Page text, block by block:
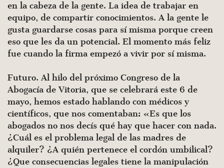
en la cabeza de la gente. La idea de trabajar en
equipo, de com­partir conocimientos. A la gente le
gusta guardarse cosas para sí misma porque creen
eso que les da un potencial. El momento más feliz
fue cuando la firma empezó a vivir por sí misma.
Futuro. Al hilo del próximo Congreso de la
Abogacía de Vi­toria, que se celebrará este 6 de
mayo, hemos estado hablando con médicos y
científicos, que nos comentaban: «Es que los
abogados no nos decís qué hay que hacer con nada.
¿Cuál es el problema legal de las madres de
alquiler? ¿A quién pertenece el cordón umbilical?
¿Que consecuencias legales tiene la ma­nipulación